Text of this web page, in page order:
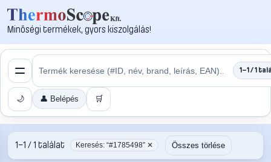
Minőségi termékek, gyors kiszolgálás!
1–1 / 1
🌙 👤 Belépés 🛒
1–1 / 1 találat Keresés: “#1785498” ✕ Összes törlése